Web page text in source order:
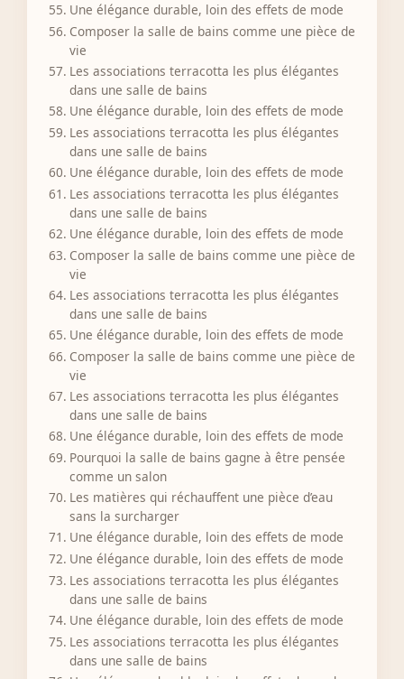
Une élégance durable, loin des effets de mode
Composer la salle de bains comme une pièce de
vie
Les associations terracotta les plus élégantes
dans une salle de bains
Une élégance durable, loin des effets de mode
Les associations terracotta les plus élégantes
dans une salle de bains
Une élégance durable, loin des effets de mode
Les associations terracotta les plus élégantes
dans une salle de bains
Une élégance durable, loin des effets de mode
Composer la salle de bains comme une pièce de
vie
Les associations terracotta les plus élégantes
dans une salle de bains
Une élégance durable, loin des effets de mode
Composer la salle de bains comme une pièce de
vie
Les associations terracotta les plus élégantes
dans une salle de bains
Une élégance durable, loin des effets de mode
Pourquoi la salle de bains gagne à être pensée
comme un salon
Les matières qui réchauffent une pièce d’eau
sans la surcharger
Une élégance durable, loin des effets de mode
Une élégance durable, loin des effets de mode
Les associations terracotta les plus élégantes
dans une salle de bains
Une élégance durable, loin des effets de mode
Les associations terracotta les plus élégantes
dans une salle de bains